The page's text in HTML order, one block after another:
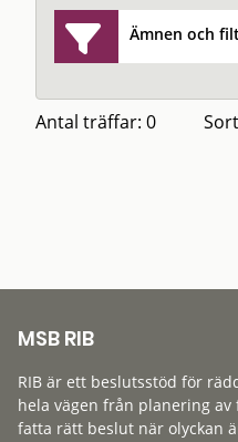
Ämnen och
Antal träffar: 0
MSB RIB
RIB är ett beslutsstöd för
hela vägen från planering
fatta rätt beslut när olyckan